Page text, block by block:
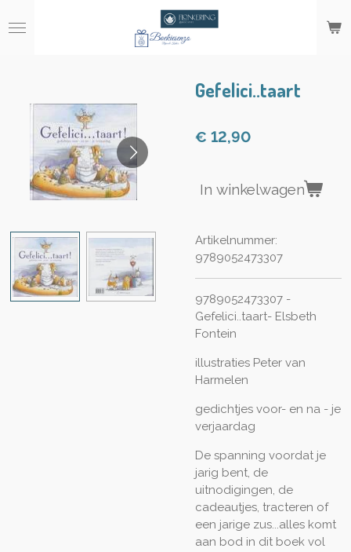
direct
Gefelici..taart
€ 12,90
In winkelwagen
Artikelnummer:
9789052473307
9789052473307 -
Gefelici..taart- Elsbeth
Fontein
illustraties Peter van
Harmelen
gedichtjes voor- en na - je
verjaardag
De spanning voordat je
jarig bent, de
uitnodigingen, de
cadeautjes, tracteren of
een jarige zus...alles komt
aan bod in dit boek vol